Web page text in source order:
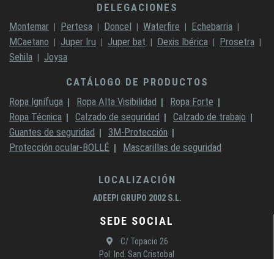
DELEGACIONES
Montemar
Pertesa Doncel Waterfire
Echebarria
MCaetano
Juper Iru Juper bat Dexis Ibérica
Prosetra
Sehila
Joysa
CATÁLOGO DE PRODUCTOS
Ropa Ignífuga
Ropa Alta Visibilidad
Ropa Forte
Ropa Técnica
Calzado de seguridad
Calzado de trabajo
Guantes de seguridad
3M-Protección
Protección ocular-BOLLÉ
Mascarillas de seguridad
LOCALIZACIÓN
ADEEPI GRUPO 2002 S.L.
SEDE SOCIAL
C/ Topacio 26
Pol. Ind. San Cristobal